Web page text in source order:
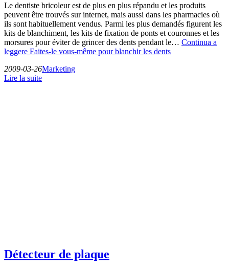
Le dentiste bricoleur est de plus en plus répandu et les produits
peuvent être trouvés sur internet, mais aussi dans les pharmacies où
ils sont habituellement vendus. Parmi les plus demandés figurent les
kits de blanchiment, les kits de fixation de ponts et couronnes et les
morsures pour éviter de grincer des dents pendant le… Continua a
leggere Faites-le vous-même pour blanchir les dents
2009-03-26Marketing
Lire la suite
Détecteur de plaque